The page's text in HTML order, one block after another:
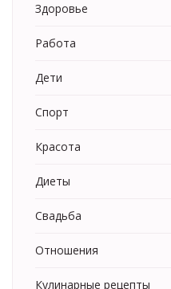
Здоровье
Работа
Дети
Спорт
Красота
Диеты
Свадьба
Отношения
Кулинарные рецепты